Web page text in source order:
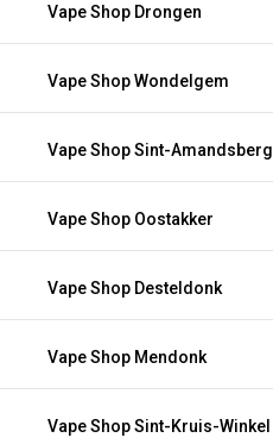
Vape Shop Drongen
Vape Shop Wondelgem
Vape Shop Sint-Amandsberg
Vape Shop Oostakker
Vape Shop Desteldonk
Vape Shop Mendonk
Vape Shop Sint-Kruis-Winkel